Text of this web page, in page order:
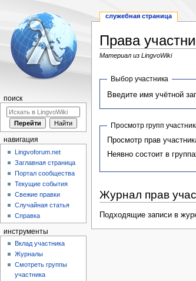
Права
Материал из LingvoWiki
Перейти
навигации
Перейти
поиску
Выбор участника
Введите имя учётной
Просмотр групп
Просмотр прав
Неявно состоит в
Журнал прав
Подходящие записи в
служебная страница
поиск
навигация
Lingvoforum.net
Заглавная страница
Портал сообщества
Текущие события
Свежие правки
Случайная статья
Справка
инструменты
Вклад участника
Журналы
Смотреть группы
участника